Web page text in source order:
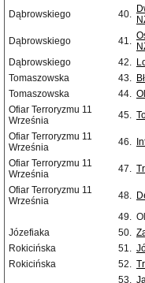
Dąbrowskiego
40.
Dąbrowskiego 41.
Dąbrowskiego 42.
Tomaszowska
43.
Tomaszowska
44.
Ofiar Terroryzmu 11
Września
45.
Ofiar Terroryzmu 11
Września
46.
Ofiar Terroryzmu 11
Września
47.
Ofiar Terroryzmu 11
Września
48.
49.
Józefiaka
50.
Rokicińska
51.
Rokicińska
52.
53.